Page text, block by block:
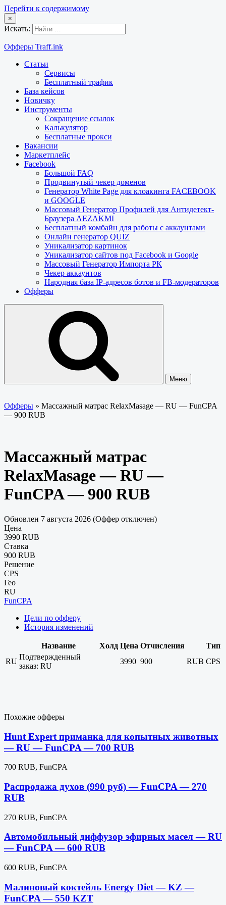
Перейти к содержимому
×
Искать:
Офферы Traff.ink
Статьи
Сервисы
Бесплатный трафик
База кейсов
Новичку
Инструменты
Сокращение ссылок
Калькулятор
Бесплатные прокси
Вакансии
Маркетплейс
Facebook
Большой FAQ
Продвинутый чекер доменов
Генератор White Page для клоакинга FACEBOOK
и GOOGLE
Массовый Генератор Профилей для Антидетект-
Браузера AEZAKMI
Бесплатный комбайн для работы с аккаунтами
Онлайн генератор QUIZ
Уникализатор картинок
Уникализатор сайтов под Facebook и Google
Массовый Генератор Импорта РК
Чекер аккаунтов
Народная база IP-адресов ботов и FB-модераторов
Офферы
Меню
Офферы » Массажный матрас RelaxMasage — RU — FunCPA
— 900 RUB
Массажный матрас
RelaxMasage — RU —
FunCPA — 900 RUB
Обновлен 7 августа 2026 (Оффер отключен)
Цена
3990 RUB
Ставка
900 RUB
Решение
CPS
Гео
RU
FunCPA
Цели по офферу
История изменений
Название Холд Цена Отчисления
Тип
RU
Подтвержденный
заказ: RU
3990 900 RUB CPS
Похожие офферы
Hunt Expert приманка для копытных животных
— RU — FunCPA — 700 RUB
700 RUB, FunCPA
Распродажа духов (990 руб) — FunCPA — 270
RUB
270 RUB, FunCPA
Автомобильный диффузор эфирных масел — RU
— FunCPA — 600 RUB
600 RUB, FunCPA
Малиновый коктейль Energy Diet — KZ —
FunCPA — 550 KZT